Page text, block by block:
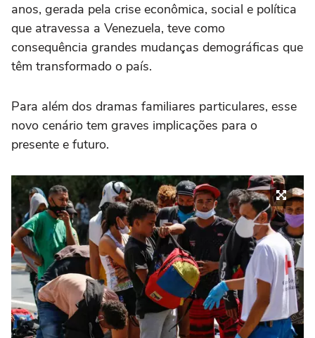
anos, gerada pela crise econômica, social e política
que atravessa a Venezuela, teve como
consequência grandes mudanças demográficas que
têm transformado o país.
Para além dos dramas familiares particulares, esse
novo cenário tem graves implicações para o
presente e futuro.